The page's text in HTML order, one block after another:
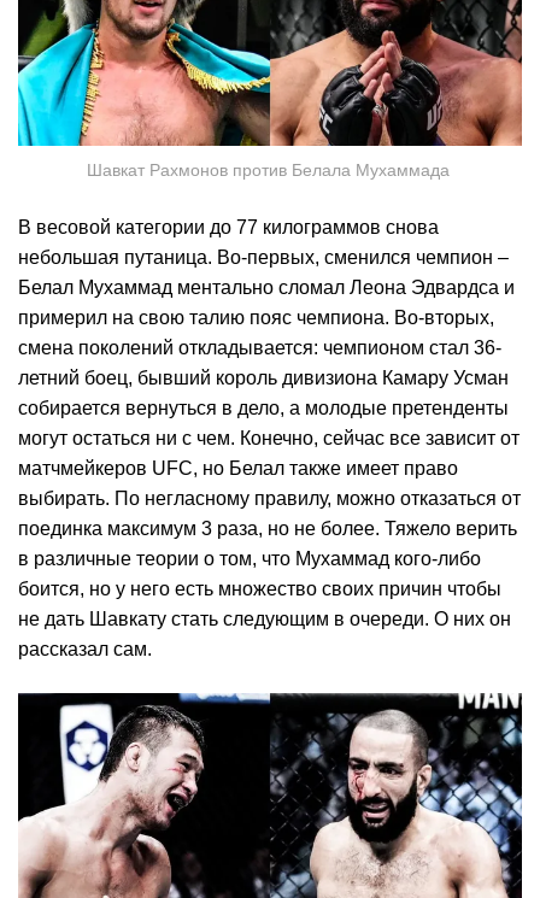
Шавкат Рахмонов против Белала Мухаммада
В весовой категории до 77 килограммов снова
небольшая путаница. Во-первых, сменился чемпион –
Белал Мухаммад ментально сломал Леона Эдвардса и
примерил на свою талию пояс чемпиона. Во-вторых,
смена поколений откладывается: чемпионом стал 36-
летний боец, бывший король дивизиона Камару Усман
собирается вернуться в дело, а молодые претенденты
могут остаться ни с чем. Конечно, сейчас все зависит от
матчмейкеров UFC, но Белал также имеет право
выбирать. По негласному правилу, можно отказаться от
поединка максимум 3 раза, но не более. Тяжело верить
в различные теории о том, что Мухаммад кого-либо
боится, но у него есть множество своих причин чтобы
не дать Шавкату стать следующим в очереди. О них он
рассказал сам.